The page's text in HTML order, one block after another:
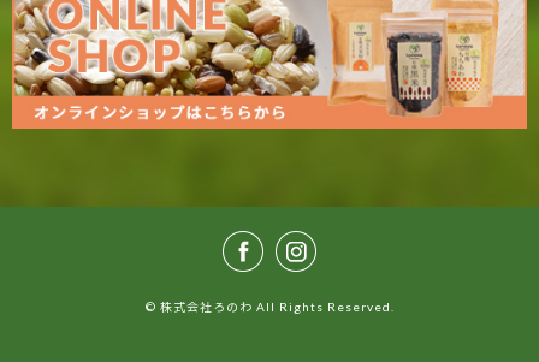
© 株式会社ろのわ All Rights Reserved.